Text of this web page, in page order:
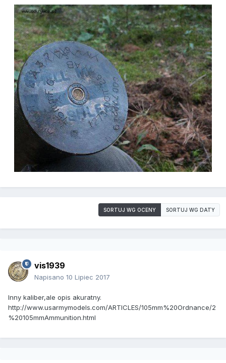
SORTUJ WG OCENY SORTUJ WG DATY
vis1939
Napisano 10 Lipiec 2017
Inny kaliber,ale opis akuratny.
http://www.usarmymodels.com/ARTICLES/105mm%20Ordnance/2
%20105mmAmmunition.html